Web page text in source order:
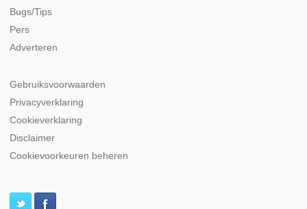
Bugs/Tips
Pers
Adverteren
Gebruiksvoorwaarden
Privacyverklaring
Cookieverklaring
Disclaimer
Cookievoorkeuren beheren